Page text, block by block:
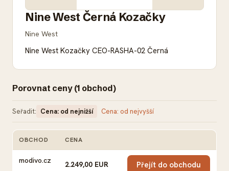
Nine West Černá Kozačky
Nine West
Nine West Kozačky CEO-RASHA-02 Černá
Porovnat ceny (1 obchod)
Seřadit: Cena: od nejnižší Cena: od nejvyšší
OBCHOD CENA
modivo.cz 2.249,00 EUR Přejít do obchodu